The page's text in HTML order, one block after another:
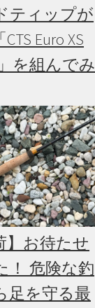
ティップが
Euro XS
を組んでみ
】お待たせ
！ 危険な釣
足を守る最